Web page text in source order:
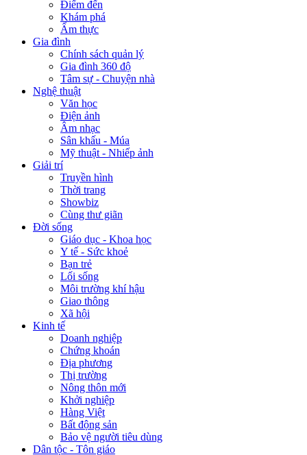
Điểm đến
Khám phá
Ẩm thực
Gia đình
Chính sách quản lý
Gia đình 360 độ
Tâm sự - Chuyện nhà
Nghệ thuật
Văn học
Điện ảnh
Âm nhạc
Sân khấu - Múa
Mỹ thuật - Nhiếp ảnh
Giải trí
Truyền hình
Thời trang
Showbiz
Cùng thư giãn
Đời sống
Giáo dục - Khoa học
Y tế - Sức khoẻ
Bạn trẻ
Lối sống
Môi trường khí hậu
Giao thông
Xã hội
Kinh tế
Doanh nghiệp
Chứng khoán
Địa phương
Thị trường
Nông thôn mới
Khởi nghiệp
Hàng Việt
Bất động sản
Bảo vệ người tiêu dùng
Dân tộc - Tôn giáo